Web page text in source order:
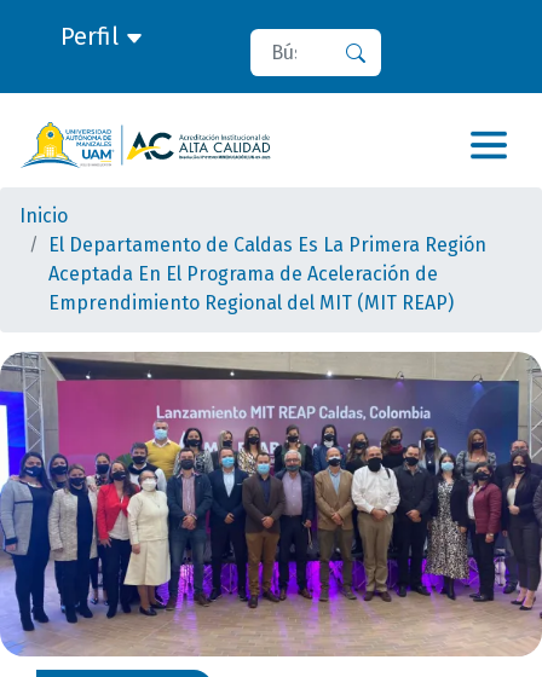
Perfil Buscar
Inicio
El Departamento de Caldas Es La Primera Región
Aceptada En El Programa de Aceleración de
Emprendimiento Regional del MIT (MIT REAP)